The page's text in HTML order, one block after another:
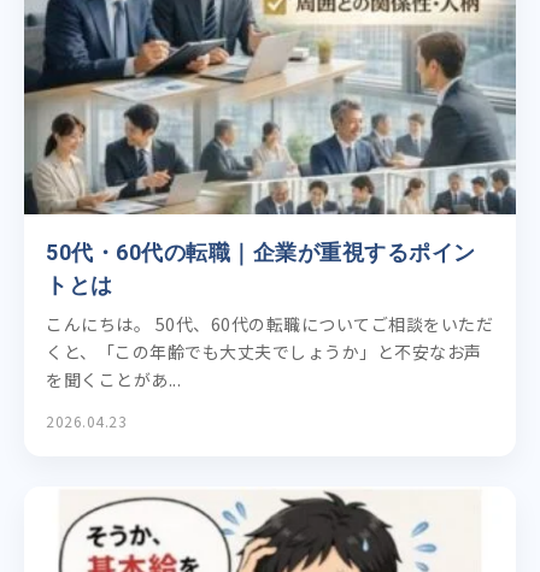
50代・60代の転職｜企業が重視するポイン
トとは
こんにちは。 50代、60代の転職についてご相談をいただ
くと、「この年齢でも大丈夫でしょうか」と不安なお声
を聞くことがあ...
2026.04.23